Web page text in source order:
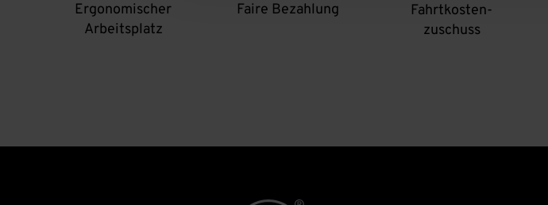
Ergonomischer
Arbeitsplatz
Faire Bezahlung
Fahrtkosten-
zuschuss